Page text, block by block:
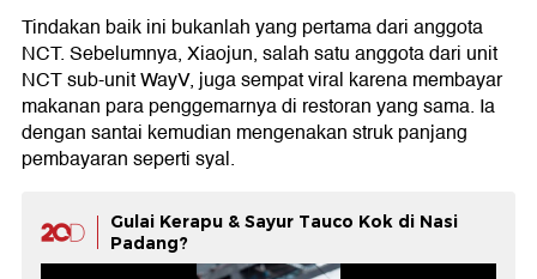
Tindakan baik ini bukanlah yang pertama dari anggota
NCT. Sebelumnya, Xiaojun, salah satu anggota dari unit
NCT sub-unit WayV, juga sempat viral karena membayar
makanan para penggemarnya di restoran yang sama. Ia
dengan santai kemudian mengenakan struk panjang
pembayaran seperti syal.
Gulai Kerapu & Sayur Tauco Kok di Nasi
Padang?